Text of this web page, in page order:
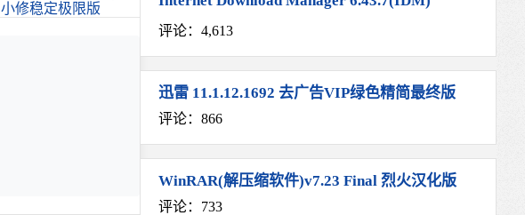
小修稳定极限版
评论：4,613
迅雷 11.1.12.1692 去广告VIP绿色精简最终版
评论：866
WinRAR(解压缩软件)v7.23 Final 烈火汉化版
评论：733